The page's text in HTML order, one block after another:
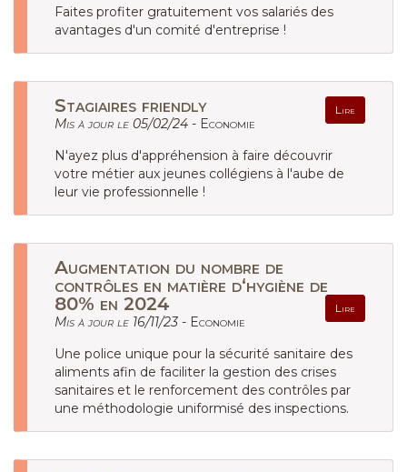
Faites profiter gratuitement vos salariés des
avantages d'un comité d'entreprise !
Stagiaires friendly Lire
Mis à jour le 05/02/24 - Economie
N'ayez plus d'appréhension à faire découvrir
votre métier aux jeunes collégiens à l'aube de
leur vie professionnelle !
Augmentation du nombre de
contrôles en matière d‘hygiène de
80% en 2024
Lire
Mis à jour le 16/11/23 - Economie
Une police unique pour la sécurité sanitaire des
aliments afin de faciliter la gestion des crises
sanitaires et le renforcement des contrôles par
une méthodologie uniformisé des inspections.